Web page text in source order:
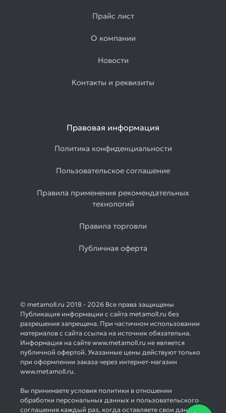
Прайс лист
О компании
Новости
Контакты и реквизиты
Правовая информация
Политика конфиденциальности
Пользовательское соглашение
Правила применения рекомендательных
технологий
Правила торговли
Публичная оферта
© metamoll.ru 2018 - 2026 Все права защищены
Публикация информации с сайта metamoll.ru без
разрешения запрещена. При частичном использовании
материалов с сайта ссылка на источник обязательна.
Информация на сайте www.metamoll.ru не является
публичной офертой. Указанные цены действуют только
при оформлении заказа через интернет-магазин
www.metamoll.ru.
Вы принимаете условия политики в отношении
обработки персональных данных и пользовательского
соглашения каждый раз, когда оставляете свои данные в